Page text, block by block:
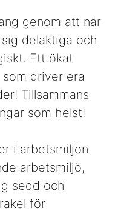
genom att när
delaktiga och
Ett ökat
driver era
Tillsammans
som helst!
i arbetsmiljön
arbetsmiljö,
sedd och
för